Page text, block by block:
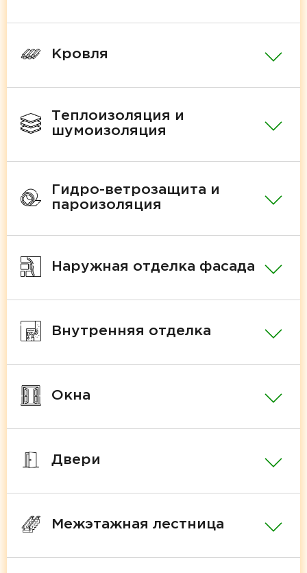
Кровля
Теплоизоляция и
шумоизоляция
Гидро-ветрозащита и
пароизоляция
Наружная отделка фасада
Внутренняя отделка
Окна
Двери
Межэтажная лестница